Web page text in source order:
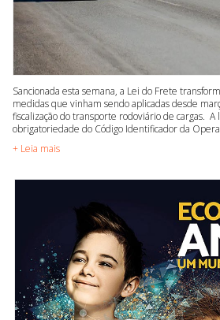
Sancionada esta semana, a Lei do Frete
medidas que vinham sendo aplicadas desde
fiscalização do transporte rodoviário de cargas.
obrigatoriedade do Código Identificador da
+ Leia mais